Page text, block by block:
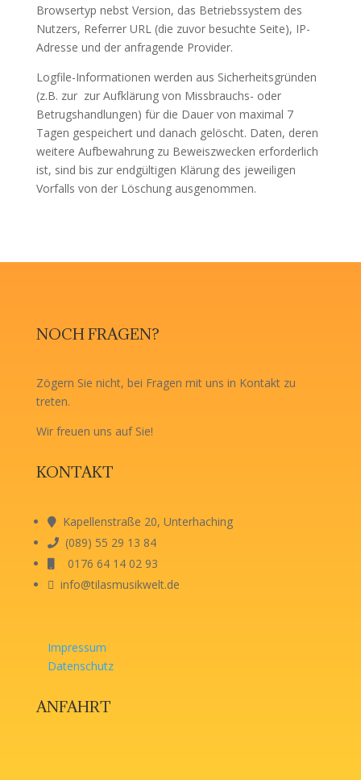
Browsertyp nebst Version, das Betriebssystem des
Nutzers, Referrer URL (die zuvor besuchte Seite), IP-
Adresse und der anfragende Provider.
Logfile-Informationen werden aus Sicherheitsgründen
(z.B. zur zur Aufklärung von Missbrauchs- oder
Betrugshandlungen) für die Dauer von maximal 7
Tagen gespeichert und danach gelöscht. Daten, deren
weitere Aufbewahrung zu Beweiszwecken erforderlich
ist, sind bis zur endgültigen Klärung des jeweiligen
Vorfalls von der Löschung ausgenommen.
NOCH FRAGEN?
Zögern Sie nicht, bei Fragen mit uns in Kontakt zu
treten.
Wir freuen uns auf Sie!
KONTAKT
Kapellenstraße 20, Unterhaching
(089) 55 29 13 84
0176 64 14 02 93
info@tilasmusikwelt.de
Impressum
Datenschutz
ANFAHRT